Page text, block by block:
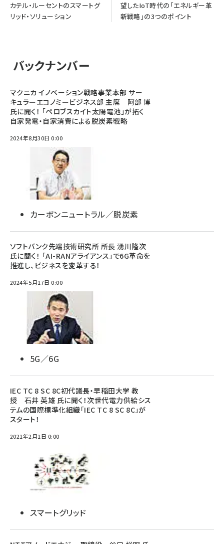
カテル・ルーセントのスマートグ
リッド・ソリューション
望したIoT時代の「エネルギー革
新戦略」の3つのポイント
バックナンバー
マクニカ イノベーション戦略事業本部 サー
キュラーエコノミービジネス部 主席 阿部 博
氏に聞く！ 「ペロブスカイト太陽電池」が拓く
自家発電・自家消費による脱炭素戦略
2024年8月30日 0:00
カーボンニュートラル／脱炭素
ソフトバンク先端技術研究所 所長 湧川隆次
氏に聞く！ 「AI-RANアライアンス」で6G革命を
推進し、ビジネスを変革する！
2024年5月17日 0:00
5G／6G
IEC TC 8 SC 8C初代議長・早稲田大学 教
授 石井 英雄 氏に聞く！次世代電力供給シス
テムの国際標準化組織「IEC TC 8 SC 8C」が
スタート！
2021年2月1日 0:00
スマートグリッド